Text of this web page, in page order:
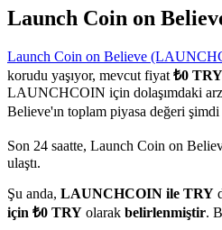
COIN-M Vadeli İşlemleri
Kripto Para Vadeli İşlemleri
TradFi
Launch Coin on
Launch Coin on Believe
korudu yaşıyor, mevcut fiyat ₺0
LAUNCHCOIN için dolaşımdaki
Believe'ın toplam piyasa değeri
Son 24 saatte, Launch Coin on
ulaştı.
Şu anda, LAUNCHCOIN ile TRY
için ₺0 TRY olarak belirlenmiştir.